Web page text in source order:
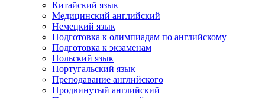
Китайский язык
Медицинский английский
Немецкий язык
Подготовка к олимпиадам по английскому
Подготовка к экзаменам
Польский язык
Португальский язык
Преподавание английского
Продвинутый английский